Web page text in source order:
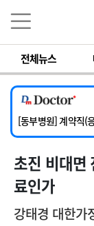
전체뉴스
[서울아산병원]
[영남대학교의료원]
[충남대학교병원]
[동부병원] 계약직(
[이대목동병원] 하
[서울아산병원]
[영남대학교의료원]
초진 비대면
료인가
강태경 대한가